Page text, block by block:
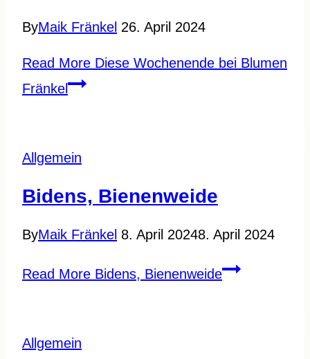
ByMaik Fränkel 26. April 2024
Read More Diese Wochenende bei Blumen
Fränkel
Allgemein
Bidens, Bienenweide
ByMaik Fränkel 8. April 20248. April 2024
Read More Bidens, Bienenweide
Allgemein